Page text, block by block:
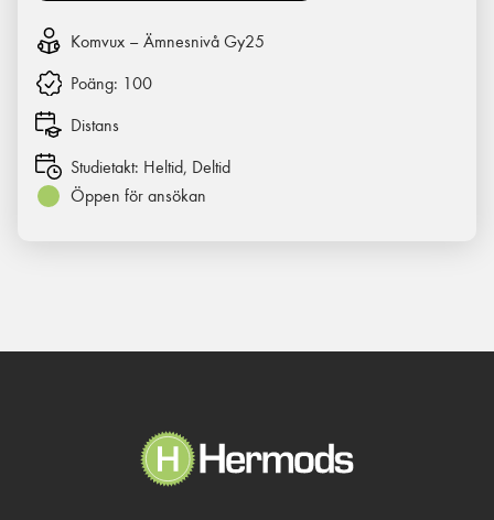
Komvux – Ämnesnivå Gy25
Poäng: 100
Distans
Studietakt: Heltid, Deltid
Öppen för ansökan